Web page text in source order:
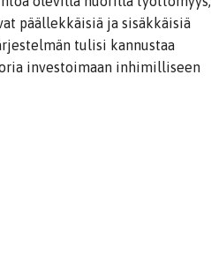
päällekkäisiä ja sisäkkäisiä
tulisi kannustaa
investoimaan inhimilliseen